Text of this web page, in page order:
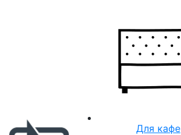
Для кафе